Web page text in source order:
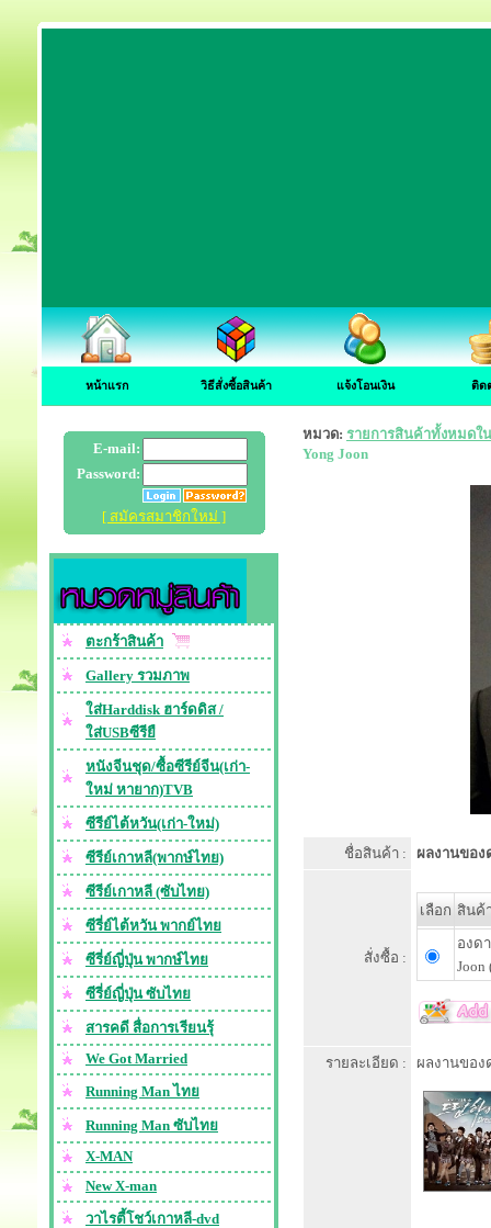
หน้าแรก วิธีสั่งซื้อสินค้า แจ้งโอนเงิน ติด
E-mail:
Password:
[ สมัครสมาชิกใหม่ ]
ตะกร้าสินค้า
Gallery รวมภาพ
ใส่Harddisk ฮาร์ดดิส /
ใส่USBซีรียื
หนังจีนชุด/ซื้อซีรีย์จีน(เก่า-
ใหม่ หายาก)TVB
ซีรีย์ไต้หวัน(เก่า-ใหม่)
ซีรีย์เกาหลี(พากษ์ไทย)
ซีรีย์เกาหลี (ซับไทย)
ซีรี่ย์ไต้หวัน พากย์ไทย
ซีรี่ย์ญี่ปุ่น พากษ์ไทย
ซีรี่ย์ญี่ปุ่น ซับไทย
สารคดี สื่อการเรียนรุ้
We Got Married
Running Man ไทย
Running Man ซับไทย
X-MAN
New X-man
วาไรตี้โชว์เกาหลี-dvd
หมวด: รายการสินค้าทั้งหมดใน
Yong Joon
ชื่อสินค้า : ผลงานของ
สั่งซื้อ :
เลือก สินค้
องด
Joon
รายละเอียด : ผลงานของ